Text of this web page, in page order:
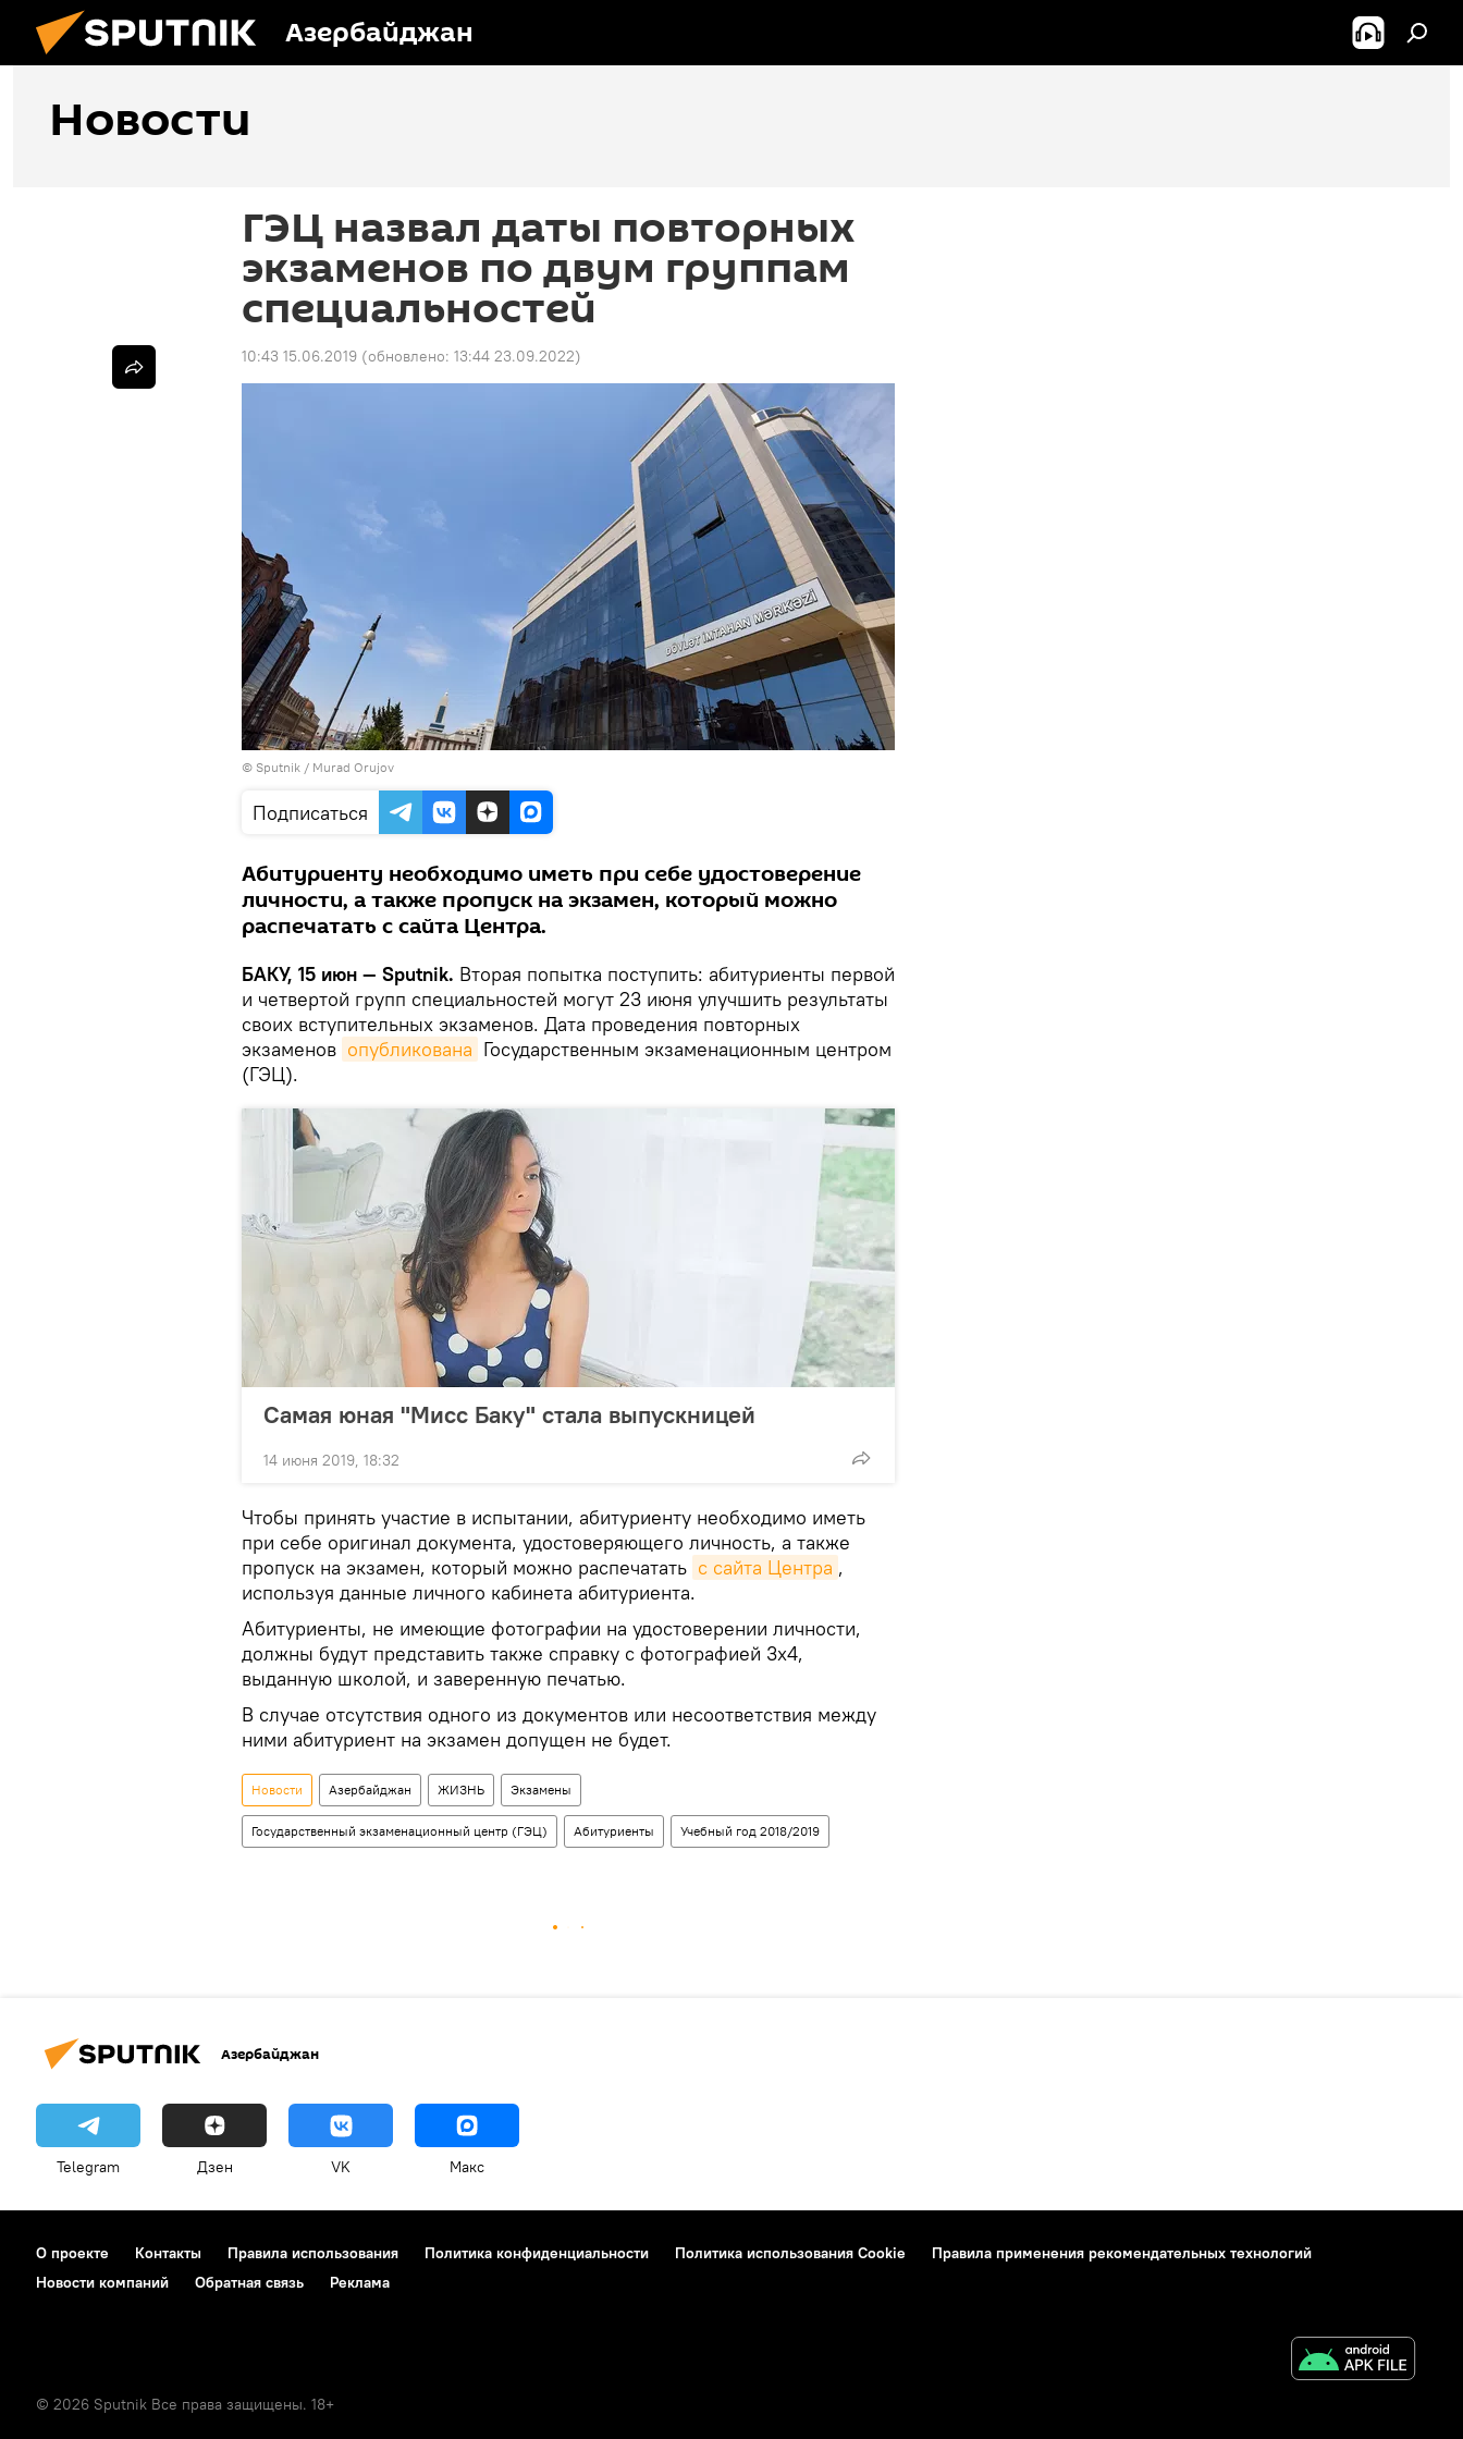
Азербайджан
Новости
ГЭЦ назвал даты повторных
экзаменов по двум группам
специальностей
10:43 15.06.2019 (обновлено: 13:44 23.09.2022)
© Sputnik / Murad Orujov
Подписаться
Абитуриенту необходимо иметь при себе удостоверение
личности, а также пропуск на экзамен, который можно
распечатать с сайта Центра.
БАКУ, 15 июн — Sputnik. Вторая попытка поступить: абитуриенты первой
и четвертой групп специальностей могут 23 июня улучшить результаты
своих вступительных экзаменов. Дата проведения повторных
экзаменов опубликована Государственным экзаменационным центром
(ГЭЦ).
Самая юная "Мисс Баку" стала выпускницей
14 июня 2019, 18:32
Чтобы принять участие в испытании, абитуриенту необходимо иметь
при себе оригинал документа, удостоверяющего личность, а также
пропуск на экзамен, который можно распечатать с сайта Центра ,
используя данные личного кабинета абитуриента.
Абитуриенты, не имеющие фотографии на удостоверении личности,
должны будут представить также справку с фотографией 3х4,
выданную школой, и заверенную печатью.
В случае отсутствия одного из документов или несоответствия между
ними абитуриент на экзамен допущен не будет.
Новости Азербайджан ЖИЗНЬ Экзамены
Государственный экзаменационный центр (ГЭЦ) Абитуриенты Учебный год 2018/2019
Азербайджан
Telegram Дзен VK Макс
О проекте Контакты Правила использования Политика конфиденциальности Политика использования Cookie
Правила применения рекомендательных технологий
Новости компаний
Обратная связь Реклама
© 2026 Sputnik Все права защищены. 18+